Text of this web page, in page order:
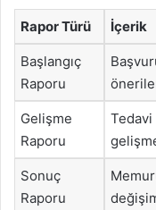
Rapor Türü İçerik
Başlangıç
Raporu
Gelişme
Raporu
Sonuç
Raporu